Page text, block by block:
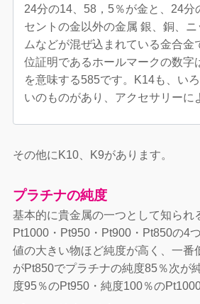
24分の14、58，5％が金と、24分
セントの金以外の金属 銀、銅、
ムなどが混ぜ込まれている金合金
位証明であるホールマークの数字
を意味する585です。K14も、い
いのものがあり、アクセサリーに
その他にK10、K9があります。
プラチナの純度
基本的に貴金属の一つとして知られ
Pt1000・Pt950・Pt900・Pt850の4
値の大きい物ほど純度が高く、一番
がPt850でプラチナの純度85％次が
度95％のPt950・純度100％の